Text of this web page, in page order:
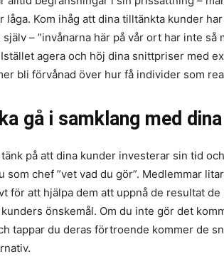
låga. Kom ihåg att dina tilltänkta kunder
– ”invånarna här på vår ort har inte så
agera och höj dina snittpriser med
bli förvånad över hur få individer som
gå i samklang med
på att dina kunder investerar sin tid
som chef ”vet vad du gör”. Medlemmar
för att hjälpa dem att uppnå de resultat
önskemål. Om du inte gör det
tappar du deras förtroende kommer de